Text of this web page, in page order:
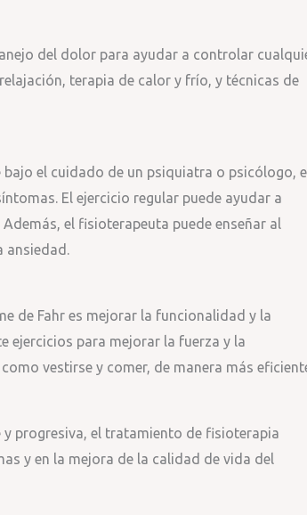
del dolor para ayudar a controlar
terapia de calor y frío, y técnicas de
el cuidado de un psiquiatra o psicólogo,
El ejercicio regular puede ayudar a
el fisioterapeuta puede enseñar al
ansiedad.
de Fahr es mejorar la funcionalidad y la
ejercicios para mejorar la fuerza y la
vestirse y comer, de manera más
y progresiva, el tratamiento de fisioterapia
y en la mejora de la calidad de vida del